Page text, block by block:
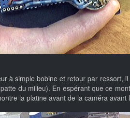
à simple bobine et retour par ressort,
du milieu). En espérant que ce
la platine avant de la caméra avant